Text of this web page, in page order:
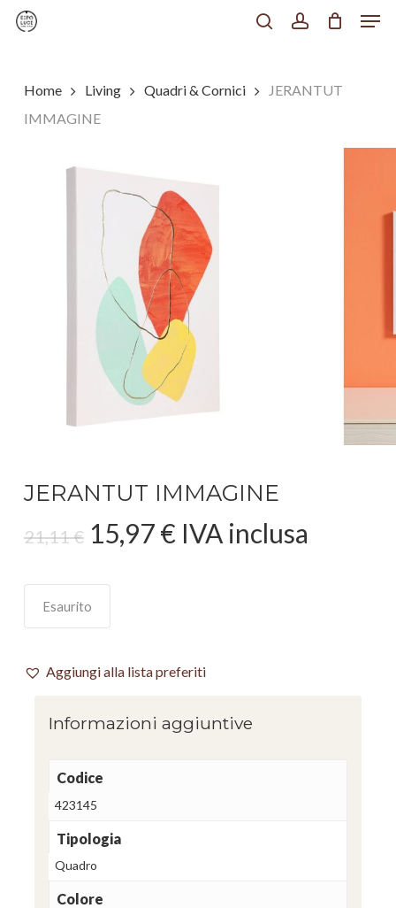
Skip
content
Home Living Quadri & Cornici
JERANTUT
IMMAGINE
JERANTUT IMMAGINE
21,11€ Il
originale
era:
21,11 €.
15,97€IlIVA inclusa
Esaurito
Aggiungi alla lista preferiti
Informazioni aggiuntive
Codice
423145
Tipologia
Quadro
Colore